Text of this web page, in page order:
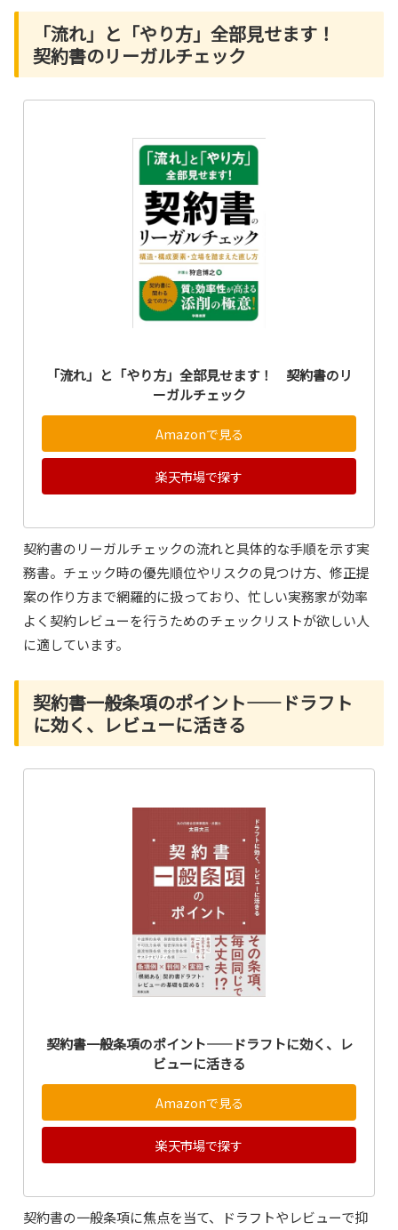
「流れ」と「やり方」全部見せます！
契約書のリーガルチェック
「流れ」と「やり方」全部見せます！ 契約書のリ
ーガルチェック
Amazonで見る
楽天市場で探す
契約書のリーガルチェックの流れと具体的な手順を示す実
務書。チェック時の優先順位やリスクの見つけ方、修正提
案の作り方まで網羅的に扱っており、忙しい実務家が効率
よく契約レビューを行うためのチェックリストが欲しい人
に適しています。
契約書一般条項のポイント――ドラフト
に効く、レビューに活きる
契約書一般条項のポイント――ドラフトに効く、レ
ビューに活きる
Amazonで見る
楽天市場で探す
契約書の一般条項に焦点を当て、ドラフトやレビューで抑